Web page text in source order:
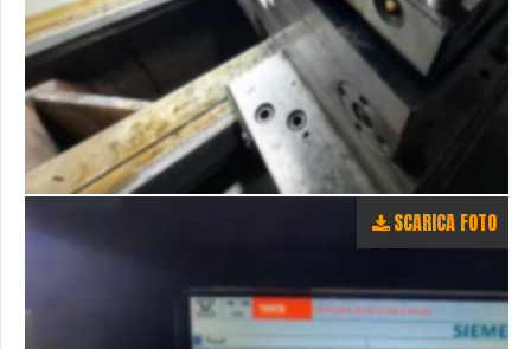
SCARICA FOTO